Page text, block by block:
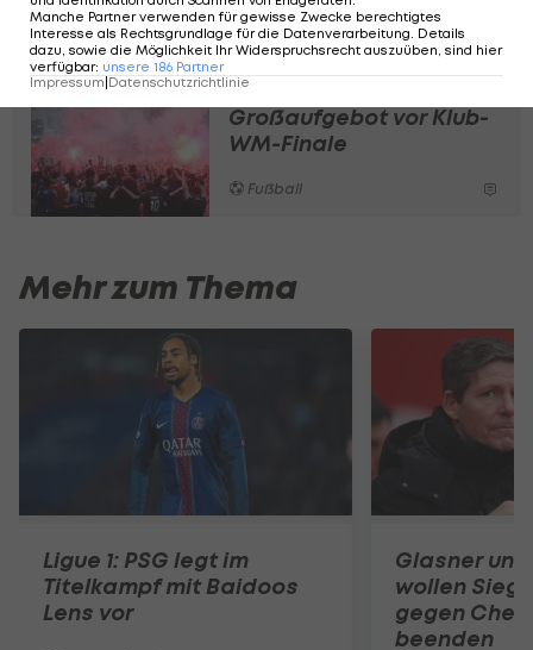
Fußball
Paris mobilisiert Polizei-
Großaufgebot vor Klub-
WM-Finale
Fußball
Mehr zum Thema
Ligue 1: PSG legt im
Titelkampf mit Baidoos
Lens vor
Glasner
wollen
gegen
beenden
Manche Partner verwenden für gewisse Zwecke berechtigtes
Interesse als Rechtsgrundlage für die Datenverarbeitung. Details
dazu, sowie die Möglichkeit Ihr Widerspruchsrecht auszuüben, sind hier
verfügbar: unsere 186 Partner
Impressum|Datenschutzrichtlinie